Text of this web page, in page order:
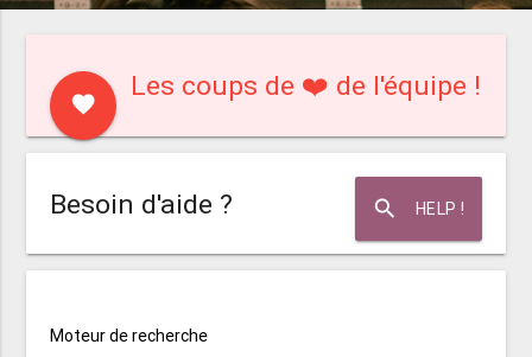
favorite
Les coups de ❤️ de l'équipe !
search HELP !
Besoin d'aide ?
Moteur de recherche